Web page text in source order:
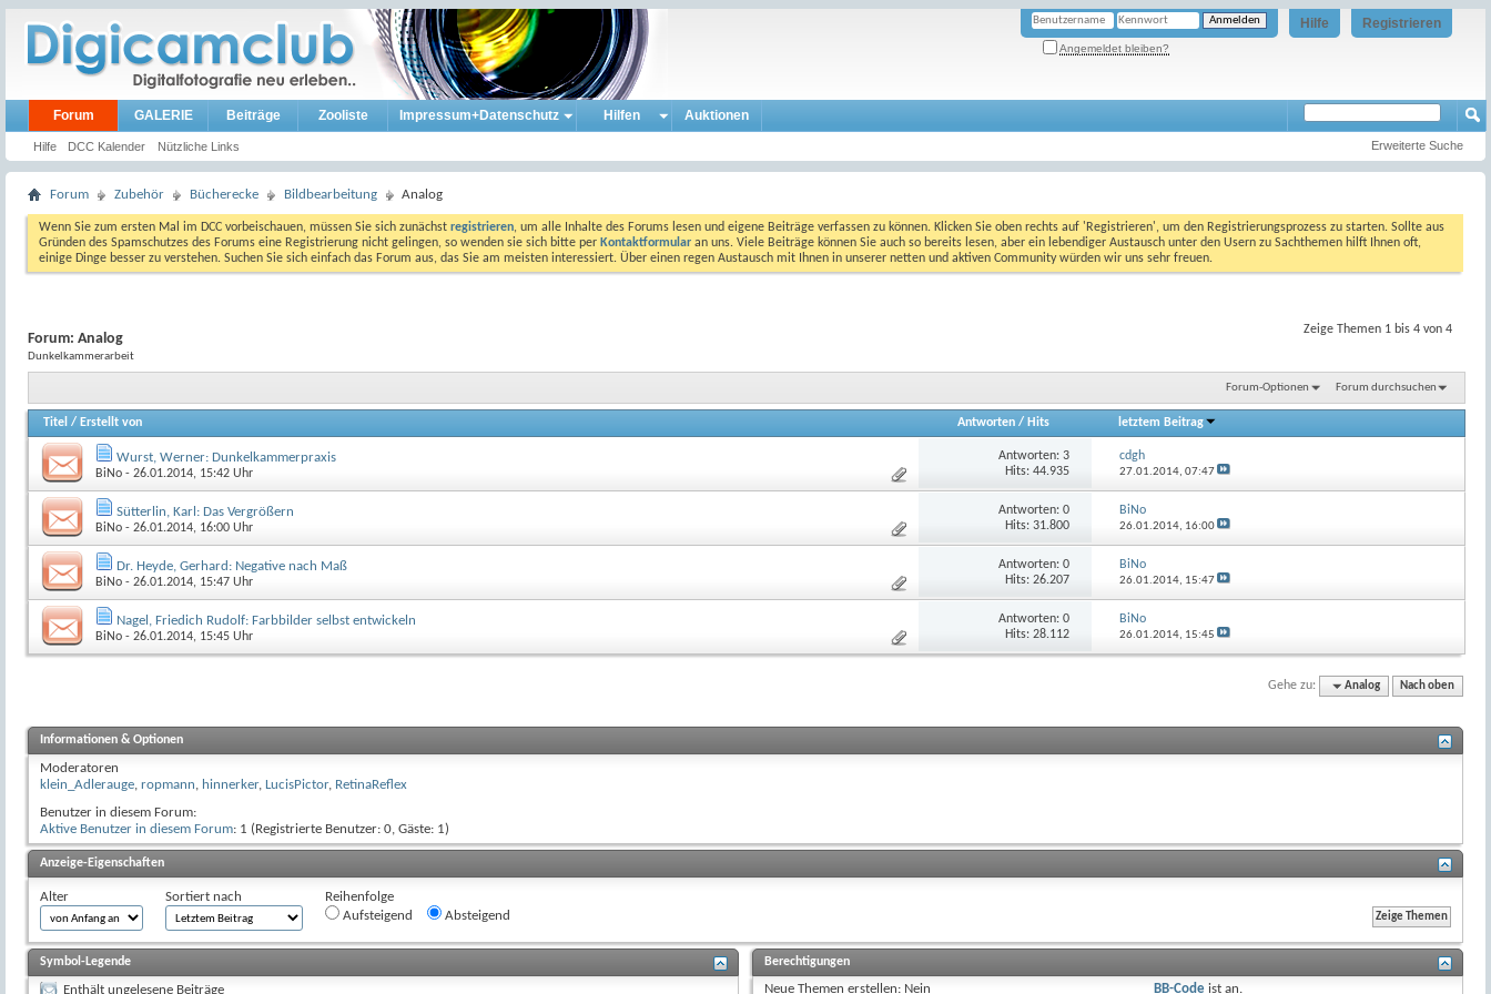
Registrieren
Hilfe
Angemeldet bleiben?
Forum
Hilfe DCC Kalender Nützliche Links
GALERIE Beiträge Zooliste Impressum+Datenschutz Hilfen Auktionen
Erweiterte Suche
Forum Zubehör Bücherecke Bildbearbeitung Analog
Wenn Sie zum ersten Mal im DCC vorbeischauen, müssen Sie sich zunächst registrieren, um alle Inhalte des Forums lesen und eigene Beiträge verfassen zu können. Klicken Sie oben rechts auf 'Registrieren', um den Registrierungsprozess zu starten. Sollte aus
Gründen des Spamschutzes des Forums eine Registrierung nicht gelingen, so wenden sie sich bitte per Kontaktformular an uns. Viele Beiträge können Sie auch so bereits lesen, aber ein lebendiger Austausch unter den Usern zu Sachthemen hilft Ihnen oft,
einige Dinge besser zu verstehen. Suchen Sie sich einfach das Forum aus, das Sie am meisten interessiert. Über einen regen Austausch mit Ihnen in unserer netten und aktiven Community würden wir uns sehr freuen.
Zeige Themen 1 bis 4 von 4
Forum: Analog
Dunkelkammerarbeit
Forum-Optionen Forum durchsuchen
Titel / Erstellt von Antworten / Hits letztem Beitrag
Wurst, Werner: Dunkelkammerpraxis
BiNo - 26.01.2014, 15:42 Uhr
Antworten: 3
Hits: 44.935
cdgh
27.01.2014,07:47
Sütterlin, Karl: Das Vergrößern
BiNo - 26.01.2014, 16:00 Uhr
Antworten: 0
Hits: 31.800
BiNo
26.01.2014, 16:00
Dr. Heyde, Gerhard: Negative nach Maß
BiNo - 26.01.2014, 15:47 Uhr
Antworten: 0
Hits: 26.207
BiNo
26.01.2014, 15:47
Nagel, Friedich Rudolf: Farbbilder selbst entwickeln
BiNo - 26.01.2014, 15:45 Uhr
Antworten: 0
Hits: 28.112
BiNo
26.01.2014, 15:45
Gehe zu: Analog Nach oben
Informationen & Optionen
Moderatoren
klein_Adlerauge, ropmann, hinnerker, LucisPictor, RetinaReflex
Benutzer in diesem Forum:
Aktive Benutzer in diesem Forum: 1 (Registrierte Benutzer: 0, Gäste: 1)
Anzeige-Eigenschaften
Alter Sortiert nach
Reihenfolge
Aufsteigend
Absteigend
Symbol-Legende
Enthält ungelesene Beiträge
Berechtigungen
Neue Themen erstellen: Nein BB-Codeist an.